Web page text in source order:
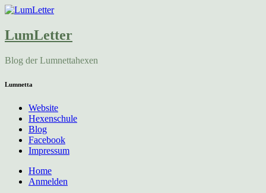
LumLetter
Blog der Lumnettahexen
Lumnetta
Website
Hexenschule
Blog
Facebook
Impressum
Home
Anmelden